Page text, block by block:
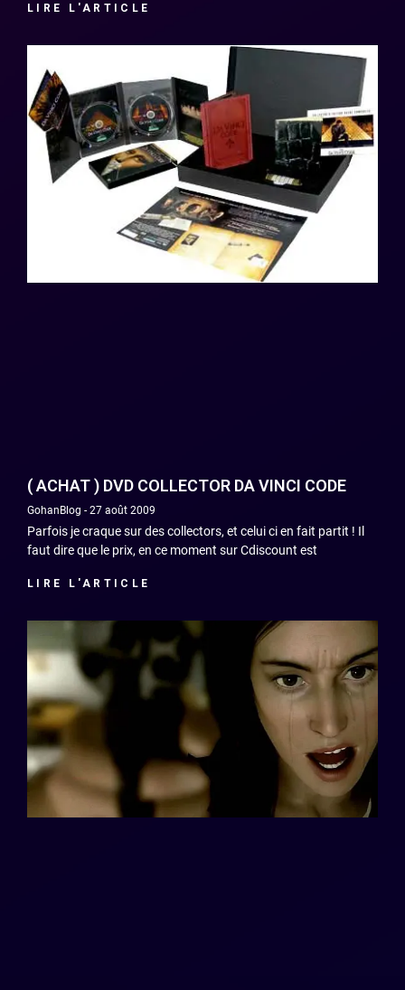
LIRE L'ARTICLE
( ACHAT ) DVD COLLECTOR DA VINCI CODE
GohanBlog 27 août 2009
Parfois je craque sur des collectors, et celui ci en fait partit ! Il
faut dire que le prix, en ce moment sur Cdiscount est
LIRE L'ARTICLE